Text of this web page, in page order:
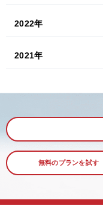
2022年
2021年
無料のプランを試す